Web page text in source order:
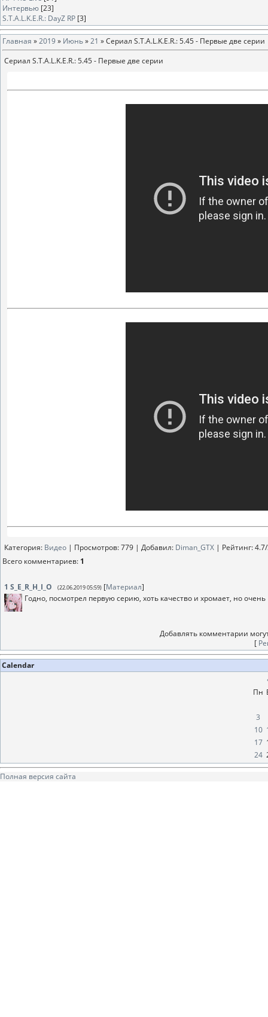
Интервью [23]
S.T.A.L.K.E.R.: DayZ RP [3]
Главная »2019» Июнь»21 » Сериал S.T.A.L.K.E.R.: 5.45 - Первые две серии
Сериал S.T.A.L.K.E.R.: 5.45 - Первые две серии
Категория: Видео | Просмотров: 779 | Добавил: Diman_GTX | Рейтинг:4.7/
Всего комментариев: 1
1 S_E_R_H_I_O (22.06.2019 05:59) [Материал]
Годно, посмотрел первую серию, хоть качество и хромает, но
Добавлять комментарии
[
Calendar
Пн
3
10
17
24
Полная версия сайта